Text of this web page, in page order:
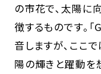
の市花で、太陽に
徴するものです。
音しますが、ここで
陽の輝きと躍動を